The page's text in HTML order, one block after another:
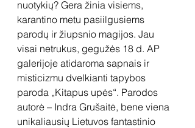
nuotykių? Gera žinia visiems,
karantino metu pasiilgusiems
parodų ir žiupsnio magijos. Jau
visai netrukus, gegužės 18 d. AP
galerijoje atidaroma sapnais ir
misticizmu dvelkianti tapybos
paroda „Kitapus upės“. Parodos
autorė – Indra Grušaitė, bene viena
unikaliausių Lietuvos fantastinio